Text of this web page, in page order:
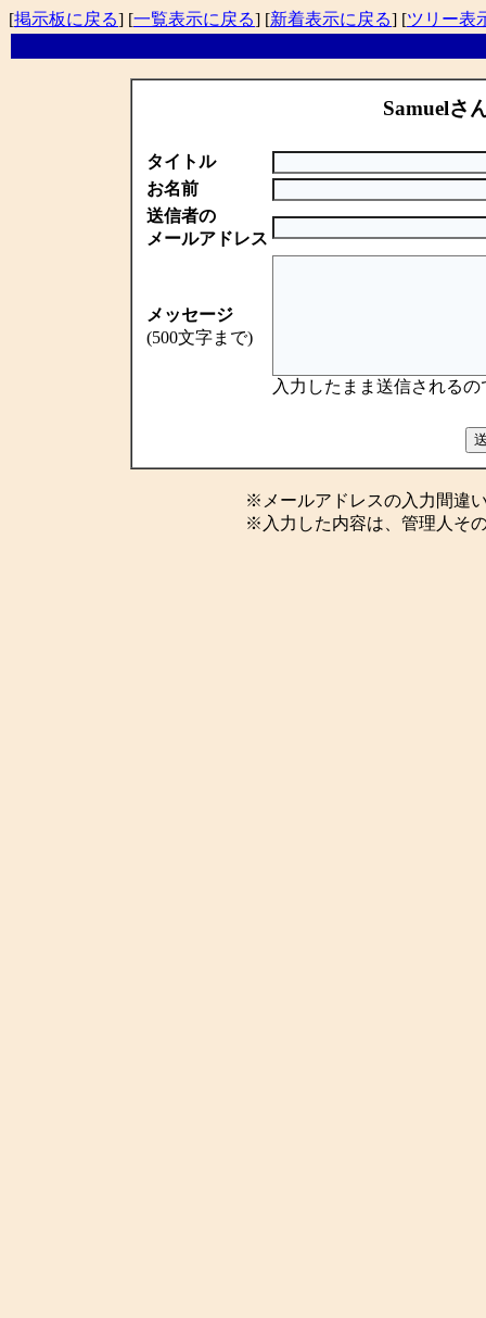
[掲示板に戻る] [一覧表示に戻る] [新着表示に戻る] [ツリー表
Samuelさ
タイトル
お名前
送信者の
メールアドレス
メッセージ
(500文字まで)
入力したまま送信される
※メールアドレスの入力間違
※入力した内容は、管理人そ